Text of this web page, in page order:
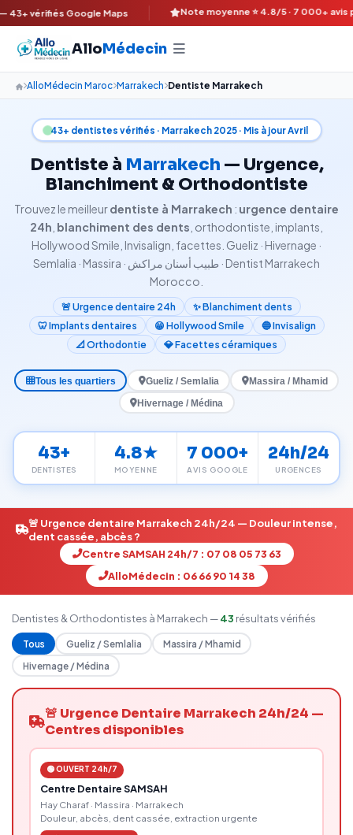
Google Maps Note moyenne ⭐ 4.8/5 · 7 000+ avis
AlloMédecin
AlloMédecin Maroc Marrakech Dentiste Marrakech
43+ dentistes vérifiés · Marrakech 2025 · Mis à jour Avril
Dentiste à Marrakech — Urgence,
Blanchiment & Orthodontiste
Trouvez le meilleurdentiste à Marrakech : urgence dentaire
24h blanchiment des dents , orthodontiste, implants,
Hollywood Smile, Invisalign, facettes. Gueliz · Hivernage ·
Semlalia · Massira · طبيب أسنان مراكش · Dentist Marrakech
Morocco.
🚨 Urgence dentaire 24h
✨ Blanchiment dents
🦷 Implants dentaires
😁 Hollywood Smile
🔵 Invisalign
📐 Orthodontie
💎 Facettes céramiques
Tous les quartiers Gueliz / Semlalia Massira / Mhamid
Hivernage / Médina
43+
DENTISTES
4.8★
MOYENNE
7 000+
AVIS GOOGLE
24h/24
URGENCES
🚨 Urgence dentaire Marrakech 24h/24 — Douleur intense,
dent cassée, abcès ?
Centre SAMSAH 24h/7 : 07 08 05 73 63
AlloMédecin : 06 66 90 14 38
Dentistes & Orthodontistes à Marrakech —43 résultats vérifiés
Tous Gueliz / Semlalia
Massira / Mhamid
Hivernage / Médina
🚨 Urgence Dentaire Marrakech 24h/24 —
Centres disponibles
🟢 OUVERT 24h/7
Centre Dentaire SAMSAH
Hay Charaf · Massira · Marrakech
Douleur, abcès, dent cassée, extraction urgente